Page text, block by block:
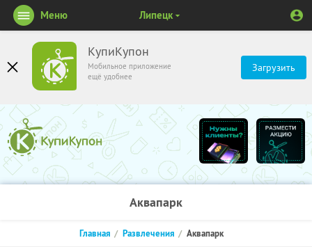
КупиКупон
Мобильное приложение
ещё удобнее
Загрузить
Меню Липецк
Аквапарк
Главная Развлечения Аквапарк